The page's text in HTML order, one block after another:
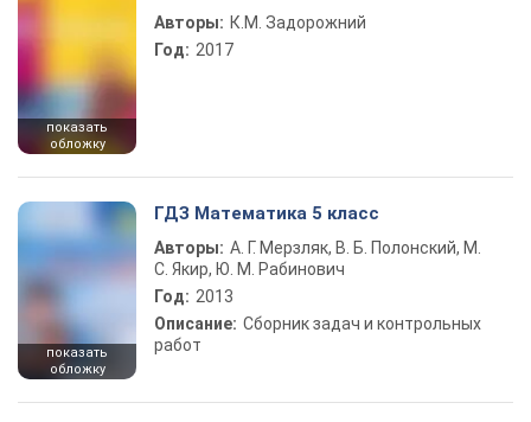
показать
обложку
Авторы: К.М. Задорожний
Год: 2017
показать
обложку
ГДЗ Математика 5 класс
Авторы: А. Г. Мерзляк, В. Б. Полонский, М.
С. Якир, Ю. М. Рабинович
Год: 2013
Описание: Сборник задач и контрольных
работ